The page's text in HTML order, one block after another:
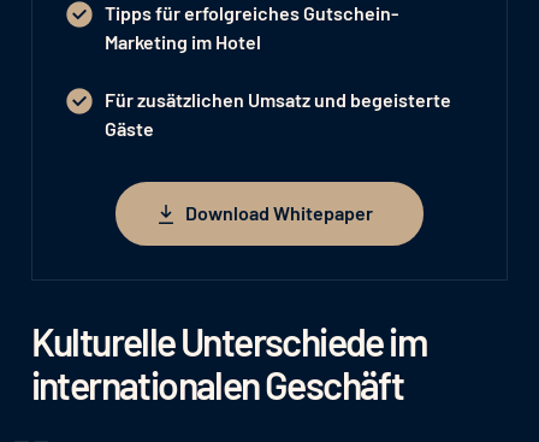
Kulturelle Unterschiede im
internationalen Geschäft
Tipps für erfolgreiches Gutschein-
Marketing im Hotel
Für zusätzlichen Umsatz und begeisterte
Gäste
Download Whitepaper
Download Whitepaper